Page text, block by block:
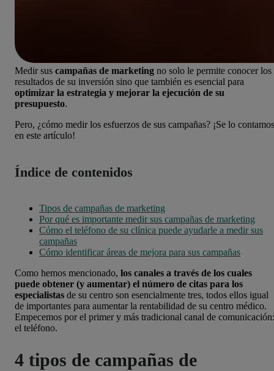
Medir sus campañas de marketing no solo le permite conocer los
resultados de su inversión sino que también es esencial para
optimizar la estrategia y mejorar la ejecución de su
presupuesto.
Pero, ¿cómo medir los esfuerzos de sus campañas? ¡Se lo contamos
en este artículo!
Índice de contenidos
Tipos de campañas de marketing
Por qué es importante medir sus campañas de marketing
Cómo el teléfono de su clínica puede ayudarle a medir sus
campañas
Cómo identificar áreas de mejora para sus campañas
Como hemos mencionado, los canales a través de los cuales
puede obtener (y aumentar) el número de citas para los
especialistas de su centro son esencialmente tres, todos ellos igual
de importantes para aumentar la rentabilidad de su centro médico.
Empecemos por el primer y más tradicional canal de comunicación:
el teléfono.
4 tipos de campañas de